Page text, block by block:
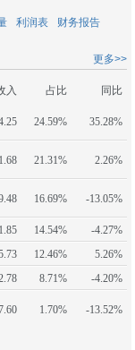
利润表 财务报告
更多>>
入 占比
同比
24.59% 35.28%
21.31% 2.26%
16.69% -13.05%
14.54%
-4.27%
12.46%
5.26%
8.71%
-4.20%
1.70% -13.52%